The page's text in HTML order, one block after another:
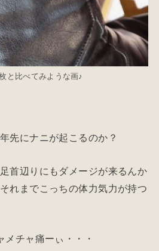
と比べてみような画♪
先にナニが起こるのか？
首辺りにもダメージが来るんか
れまでこっちの体力気力が持つ
チャ痛ーぃ・・・